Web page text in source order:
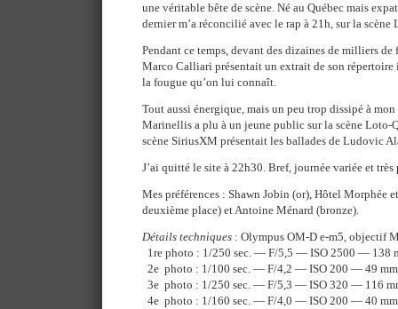
une véritable bête de scène. Né au Québec mais
dernier m’a réconcilié avec le rap à 21h, sur la scène
Pendant ce temps, devant des dizaines de milliers
Marco Calliari présentait un extrait de son
la fougue qu’on lui connaît.
Tout aussi énergique, mais un peu trop dissipé à
Marinellis a plu à un jeune public sur la scène Loto-
scène SiriusXM présentait les ballades de Ludovic
J’ai quitté le site à 22h30. Bref, journée variée et très
Mes préférences : Shawn Jobin (or), Hôtel Morphée
deuxième place) et Antoine Ménard (bronze).
Détails techniques : Olympus OM-D e-m5, objectif
1re photo : 1/250 sec. — F/5,5 — ISO 2500 — 138
2e photo : 1/100 sec. — F/4,2 — ISO 200 — 49 mm
3e photo : 1/250 sec. — F/5,3 — ISO 320 — 116
4e photo : 1/160 sec. — F/4,0 — ISO 200 — 40 mm